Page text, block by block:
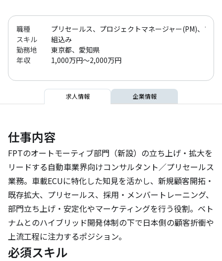
職種
プリセールス、プロジェクトマネージャー(PM)、ブリ
スキル
組込み
勤務地
東京都、愛知県
年収
1,000万円～2,000万円
求人情報 企業情報
仕事内容
FPTのオートモーティブ部門（新設）の立ち上げ・拡大を
リードする自動車業界向けコンサルタント／プリセールス
業務。車載ECUに特化した知見を活かし、新規顧客開拓・
既存拡大、プリセールス、採用・メンバートレーニング、
部門立ち上げ・安定化やマーケティングを行う役割。ベト
ナムとのハイブリッド開発体制の下で日本側の顧客折衝や
上流工程に注力するポジション。
必須スキル